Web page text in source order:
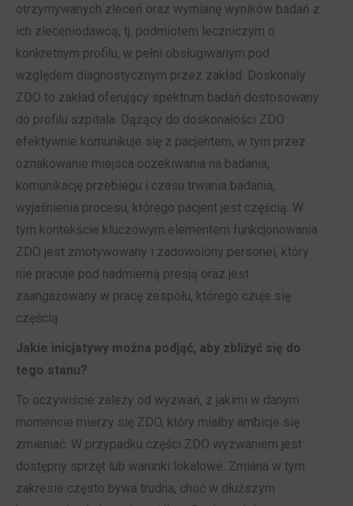
otrzymywanych zleceń oraz wymianę wyników badań z
ich zleceniodawcą, tj. podmiotem leczniczym o
konkretnym profilu, w pełni obsługiwanym pod
względem diagnostycznym przez zakład. Doskonały
ZDO to zakład oferujący spektrum badań dostosowany
do profilu szpitala. Dążący do doskonałości ZDO
efektywnie komunikuje się z pacjentem, w tym przez
oznakowanie miejsca oczekiwania na badania,
komunikację przebiegu i czasu trwania badania,
wyjaśnienia procesu, którego pacjent jest częścią. W
tym kontekście kluczowym elementem funkcjonowania
ZDO jest zmotywowany i zadowolony personel, który
nie pracuje pod nadmierną presją oraz jest
zaangażowany w pracę zespołu, którego czuje się
częścią.
Jakie inicjatywy można podjąć, aby zbliżyć się do
tego stanu?
To oczywiście zależy od wyzwań, z jakimi w danym
momencie mierzy się ZDO, który miałby ambicje się
zmieniać. W przypadku części ZDO wyzwaniem jest
dostępny sprzęt lub warunki lokalowe. Zmiana w tym
zakresie często bywa trudna, choć w dłuższym